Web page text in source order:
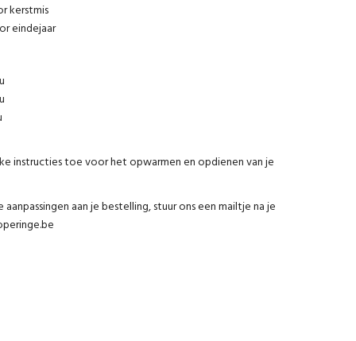
kerstmis
eindejaar
instructies toe voor het opwarmen en opdienen van je
aanpassingen aan je bestelling, stuur ons een mailtje na je